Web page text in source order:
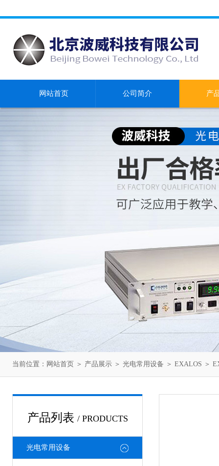
网站首页 公司简介 产
当前位置： 网站首页 ＞ 产品展示 ＞ 光电常用设备 ＞ EXALOS ＞
产品列表 / PRODUCTS
光电常用设备